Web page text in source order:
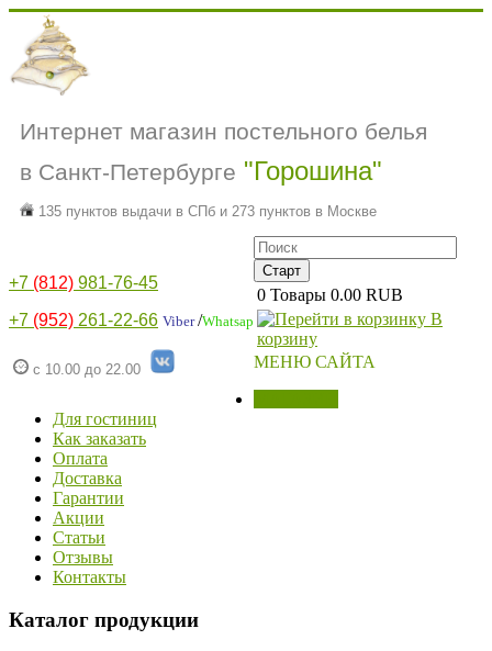
Интернет магазин постельного белья
в Санкт-Петербурге "Горошина"
135 пунктов выдачи в СПб и 273 пунктов в Москве
+7 (812) 981-76-45
+7 (952) 261-22-66 Viber/Whatsap
с 10.00 до 22.00
0 Товары 0.00 RUB
В
корзину
МЕНЮ САЙТА
Для гостиниц
Как заказать
Оплата
Доставка
Гарантии
Акции
Статьи
Отзывы
Контакты
Каталог продукции